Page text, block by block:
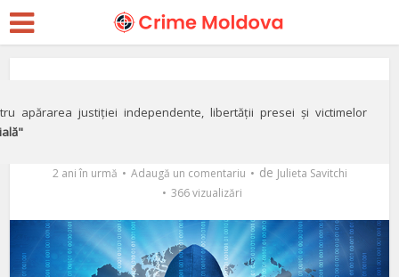
apărarea justiției independente, libertății presei și victimelor
Puterea cuvântului,
2 ani în urmă Adaugă un comentariu de Julieta Savitchi
366 vizualizări